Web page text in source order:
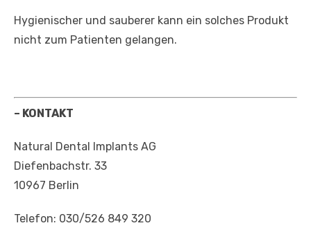
Hygienischer und sauberer kann ein solches Produkt
nicht zum Patienten gelangen.
– KONTAKT
Natural Dental Implants AG
Diefenbachstr. 33
10967 Berlin
Telefon: 030/526 849 320